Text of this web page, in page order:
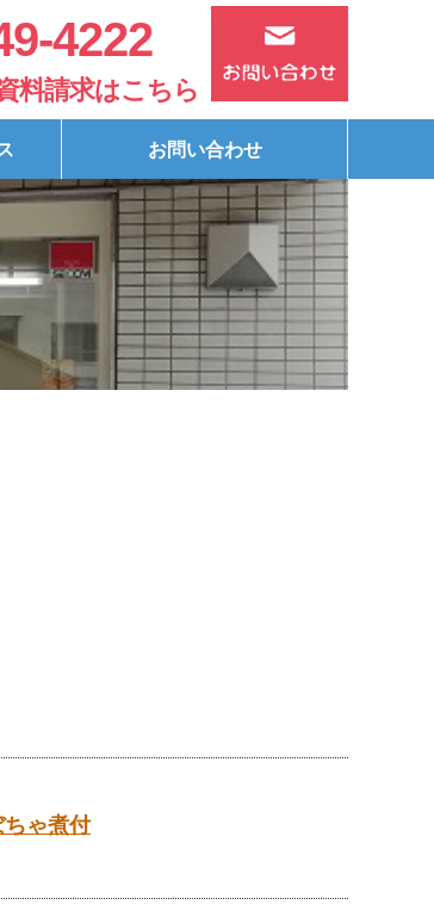
4222
料請求はこちら
お問い合わせ
ゃ煮付